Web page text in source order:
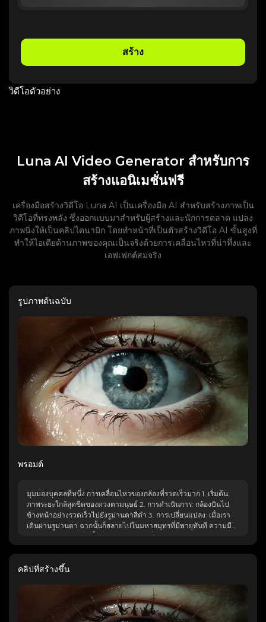
สร้าง
วิดีโอตัวอย่าง
Luna AI Video Generator สำหรับการ
สร้างแอนิเมชั่นฟรี
เครื่องมือสร้างวิดีโอ Luna AI เป็นเครื่องมือ AI สำหรับสร้างภาพเป็น
วิดีโอที่ทรงพลัง ซึ่งออกแบบมาสำหรับผู้สร้างและนักการตลาด แปลง
ภาพนิ่งให้เป็นคลิปไดนามิก โดยทำหน้าที่เป็นตัวสร้างวิดีโอ AI ขั้นสูงที่
ทำให้ไอเดียด้านภาพของคุณเป็นจริงด้วยการเคลื่อนไหวที่น่าทึ่งและ
เอฟเฟกต์สมจริง
รูปภาพต้นฉบับ
พรอมต์
มุมมองบุคคลที่หนึ่ง การเคลื่อนไหวของกล้องที่รวดเร็วมาก 1. เริ่มต้น:
ภาพระยะใกล้สุดขีดของดวงตามนุษย์ 2. การดำเนินการ: กล้องบินไป
ข้างหน้าอย่างรวดเร็วไปยังรูม่านตาสีดำ 3. การเปลี่ยนแปลง: เมื่อเรา
เดินผ่านรูม่านตา ฉากนั้นก็สลายไปในมหาสมุทรที่มีพายุทันที ความมืด
การผสมผสานที่ไร้รอยต่อ
คลิปที่สร้างขึ้น